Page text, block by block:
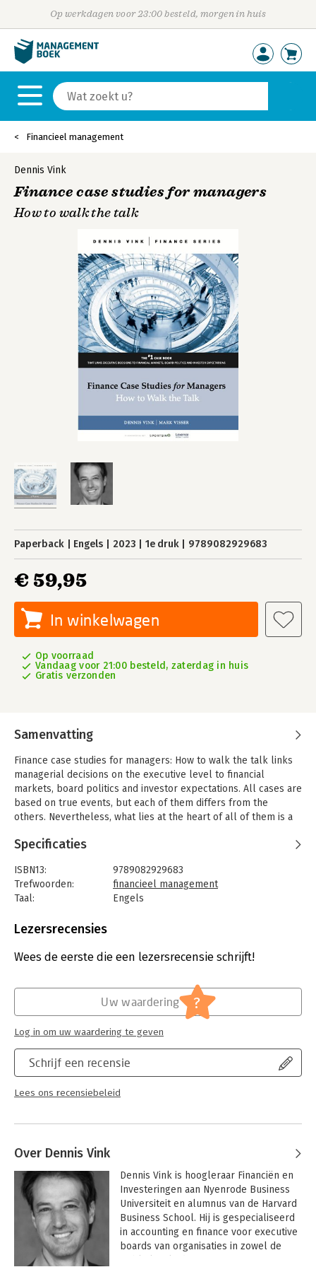
Op werkdagen voor 23:00 besteld, morgen in huis
Financieel management
Dennis Vink
Finance case studies for managers
How to walk the talk
Paperback Engels 2023 1e druk 9789082929683
€ 59,95
In winkelwagen
Op voorraad
Vandaag voor 21:00 besteld, zaterdag in huis
Gratis verzonden
Samenvatting
Finance case studies for managers: How to walk the talk links
managerial decisions on the executive level to financial
markets, board politics and investor expectations. All cases are
based on true events, but each of them differs from the
others. Nevertheless, what lies at the heart of all of them is a
students to consider various management techniques for
None of the issues is straightforward, and none of them has a
straightforward solution. All problems require students to
the problem and create a better understanding of the
firm and its stakeholders. Ultimately, the goal is for students to
right financial figures. Our cases also invite students to use the
Excel programme for the analysis of their managerial
Specificaties
ISBN13:
9789082929683
Trefwoorden:
financieel management
Taal:
Engels
Uitgever:
Verschijningsdatum:
1-9-2023
Financieel management
Finance series
Lezersrecensies
Wees de eerste die een lezersrecensie schrijft!
Schrijf een recensie
Lees ons recensiebeleid
Uw waardering ?
Log in om uw waardering te geven
Over Dennis Vink
Dennis Vink is hoogleraar Financiën en
Investeringen aan Nyenrode Business
Universiteit en alumnus van de Harvard
Business School. Hij is gespecialiseerd
in accounting en finance voor executive
boards van organisaties in zowel de